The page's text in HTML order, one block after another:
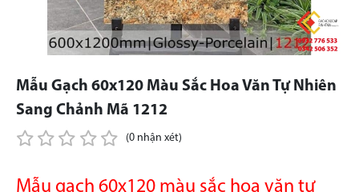
Mẫu Gạch 60x120 Màu Sắc Hoa Văn Tự Nhiên
Sang Chảnh Mã 1212
(0 nhận xét)
Mẫu gạch 60x120 màu sắc hoa văn tự